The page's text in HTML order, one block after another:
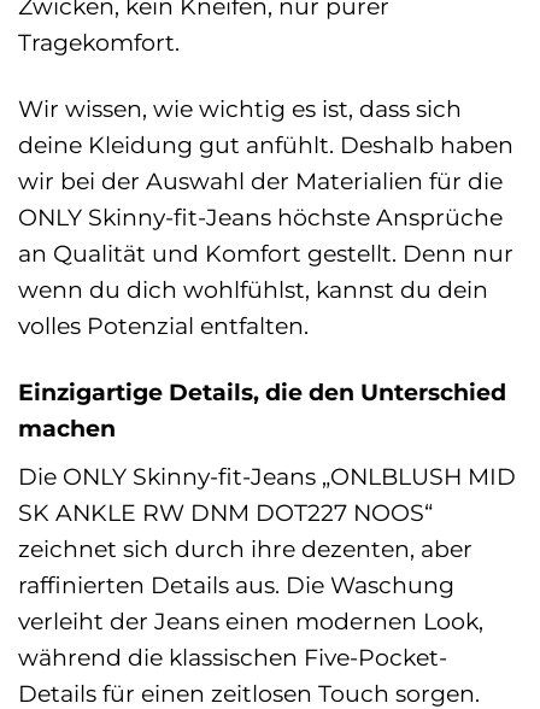
Zwicken, kein Kneifen, nur purer
Tragekomfort.
Wir wissen, wie wichtig es ist, dass sich
deine Kleidung gut anfühlt. Deshalb haben
wir bei der Auswahl der Materialien für die
ONLY Skinny-fit-Jeans höchste Ansprüche
an Qualität und Komfort gestellt. Denn nur
wenn du dich wohlfühlst, kannst du dein
volles Potenzial entfalten.
Einzigartige Details, die den Unterschied
machen
Die ONLY Skinny-fit-Jeans „ONLBLUSH MID
SK ANKLE RW DNM DOT227 NOOS“
zeichnet sich durch ihre dezenten, aber
raffinierten Details aus. Die Waschung
verleiht der Jeans einen modernen Look,
während die klassischen Five-Pocket-
Details für einen zeitlosen Touch sorgen.